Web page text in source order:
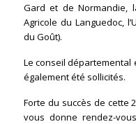
Gard et de Normandie,
Agricole du Languedoc,
du Goût).
Le conseil départemental
également été sollicités.
Forte du succès de cette
vous donne rendez-